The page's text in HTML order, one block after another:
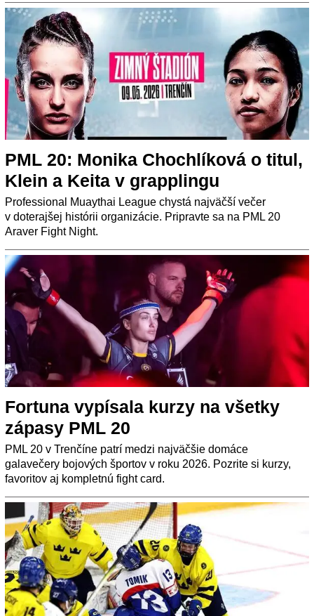
PML 20: Monika Chochlíková o titul,
Klein a Keita v grapplingu
Professional Muaythai League chystá najväčší večer
v doterajšej histórii organizácie. Pripravte sa na PML 20
Araver Fight Night.
Fortuna vypísala kurzy na všetky
zápasy PML 20
PML 20 v Trenčíne patrí medzi najväčšie domáce
galavečery bojových športov v roku 2026. Pozrite si kurzy,
favoritov aj kompletnú fight card.